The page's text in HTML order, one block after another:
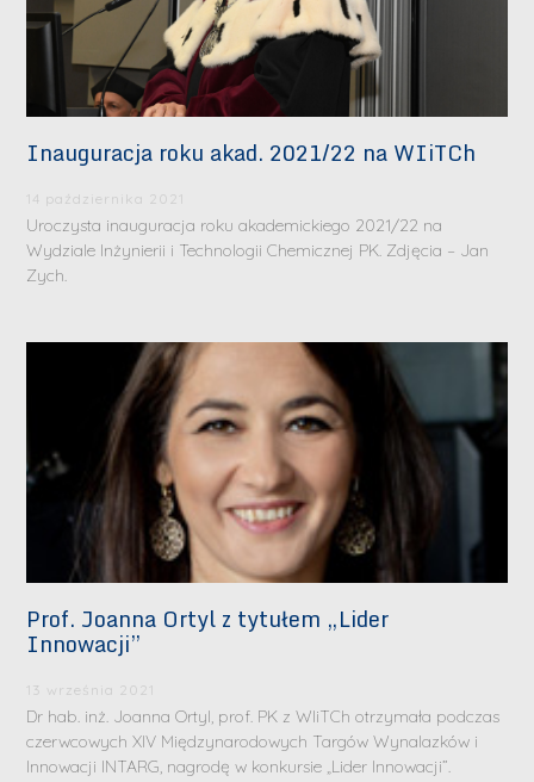
Inauguracja roku akad. 2021/22 na WIiTCh
14 października 2021
Uroczysta inauguracja roku akademickiego 2021/22 na
Wydziale Inżynierii i Technologii Chemicznej PK. Zdjęcia – Jan
Zych.
Prof. Joanna Ortyl z tytułem „Lider
Innowacji”
13 września 2021
Dr hab. inż. Joanna Ortyl, prof. PK z WIiTCh otrzymała podczas
czerwcowych XIV Międzynarodowych Targów Wynalazków i
Innowacji INTARG, nagrodę w konkursie „Lider Innowacji”.